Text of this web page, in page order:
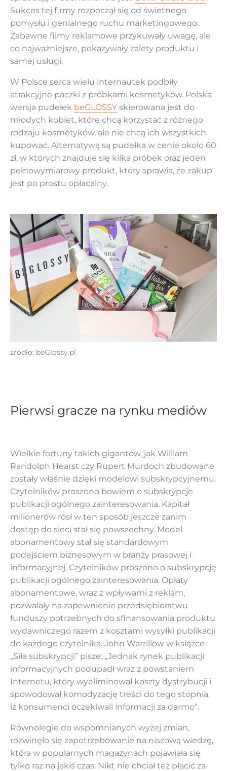
Sukces tej firmy rozpoczął się od świetnego
pomysłu i genialnego ruchu marketingowego.
Zabawne filmy reklamowe przykuwały uwagę, ale
co najważniejsze, pokazywały zalety produktu i
samej usługi.
W Polsce serca wielu internautek podbiły
atrakcyjne paczki z próbkami kosmetyków. Polska
wersja pudełek beGLOSSY skierowana jest do
młodych kobiet, które chcą korzystać z różnego
rodzaju kosmetyków, ale nie chcą ich wszystkich
kupować. Alternatywą są pudełka w cenie około 60
zł, w których znajduje się kilka próbek oraz jeden
pełnowymiarowy produkt, który sprawia, że zakup
jest po prostu opłacalny.
źródło: beGlossy.pl
Pierwsi gracze na rynku mediów
Wielkie fortuny takich gigantów, jak William
Randolph Hearst czy Rupert Murdoch zbudowane
zostały właśnie dzięki modelowi subskrypcyjnemu.
Czytelników proszono bowiem o subskrypcje
publikacji ogólnego zainteresowania. Kapitał
milionerów rósł w ten sposób jeszcze zanim
dostęp do sieci stał się powszechny. Model
abonamentowy stał się standardowym
podejściem biznesowym w branży prasowej i
informacyjnej. Czytelników proszono o subskrypcję
publikacji ogólnego zainteresowania. Opłaty
abonamentowe, wraz z wpływami z reklam,
pozwalały na zapewnienie przedsiębiorstwu
funduszy potrzebnych do sfinansowania produktu
wydawniczego razem z kosztami wysyłki publikacji
do każdego czytelnika. John Warrillow w książce
„Siła subskrypcji” pisze: „Jednak rynek publikacji
informacyjnych podupadł wraz z powstaniem
Internetu, który wyeliminował koszty dystrybucji i
spowodował komodyzację treści do tego stopnia,
iż konsumenci oczekiwali informacji za darmo”.
Równolegle do wspomnianych wyżej zmian,
rozwinęło się zapotrzebowanie na niszową wiedzę,
która w popularnych magazynach pojawiała się
tylko raz na jakiś czas. Nikt nie chciał też płacić za